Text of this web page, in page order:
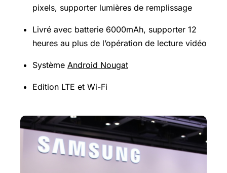
pixels, supporter lumières de remplissage
Livré avec batterie 6000mAh, supporter 12
heures au plus de l’opération de lecture vidéo
Système Android Nougat
Edition LTE et Wi-Fi